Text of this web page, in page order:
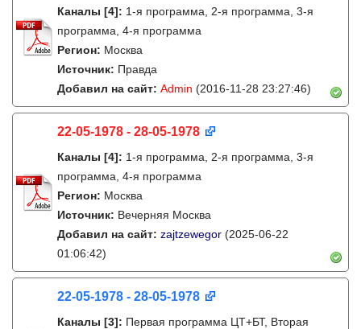
Каналы [4]: 1-я программа, 2-я программа, 3-я
программа, 4-я программа
Регион: Москва
Источник: Правда
Добавил на сайт: Admin (2016-11-28 23:27:46)
22-05-1978 - 28-05-1978
Каналы [4]: 1-я программа, 2-я программа, 3-я
программа, 4-я программа
Регион: Москва
Источник: Вечерняя Москва
Добавил на сайт: zajtzewegor (2025-06-22
01:06:42)
22-05-1978 - 28-05-1978
Каналы [3]: Первая программа ЦТ+БТ, Вторая